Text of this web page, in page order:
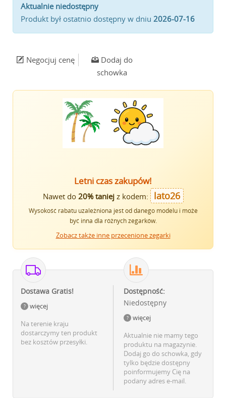
Aktualnie niedostępny
Produkt był ostatnio dostępny w dniu 2026-07-16
Negocjuj cenę
Dodaj do
schowka
Letni czas zakupów!
Nawet do 20% taniejz kodem: lato26
Wysokość rabatu uzależniona jest od danego modelu i może
być inna dla różnych zegarków.
Zobacz także inne przecenione zegarki
Dostawa Gratis!
więcej
Na terenie kraju
dostarczymy ten produkt
bez kosztów przesyłki.
Dostępność:
Niedostępny
więcej
Aktualnie nie mamy tego
produktu na magazynie.
Dodaj go do schowka, gdy
tylko będzie dostępny
poinformujemy Cię na
podany adres e-mail.